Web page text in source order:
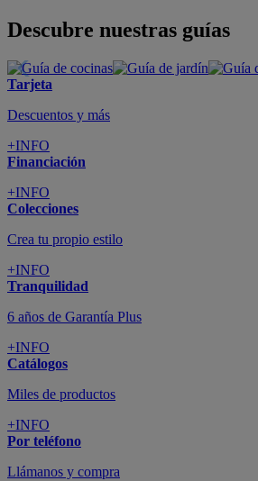
Descubre nuestras guías
Tarjeta
Descuentos y más
+INFO
Financiación
+INFO
Colecciones
Crea tu propio estilo
+INFO
Tranquilidad
6 años de Garantía Plus
+INFO
Catálogos
Miles de productos
+INFO
Por teléfono
Llámanos y compra